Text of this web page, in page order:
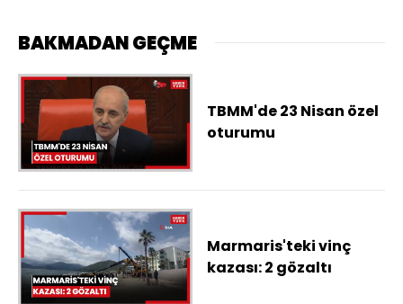
BAKMADAN GEÇME
TBMM'de 23 Nisan özel
oturumu
Marmaris'teki vinç
kazası: 2 gözaltı